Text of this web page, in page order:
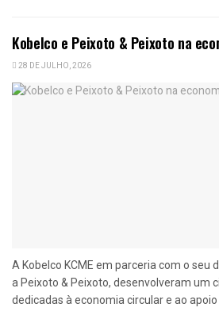
Kobelco e Peixoto & Peixoto na
28 DE JULHO, 2026
A Kobelco KCME em parceria com o seu
a Peixoto & Peixoto, desenvolveram um
dedicadas à economia circular e ao apoio